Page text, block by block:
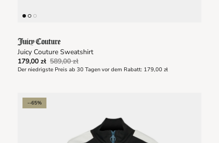
Juicy Couture Sweatshirt
179,00 zł 589,00 zł
Der niedrigste Preis ab 30 Tagen vor dem Rabatt: 179,00 zł
--65%